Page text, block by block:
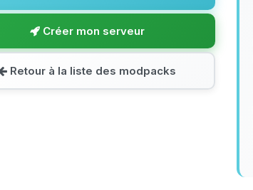
Créer mon serveur
Retour à la liste des modpacks